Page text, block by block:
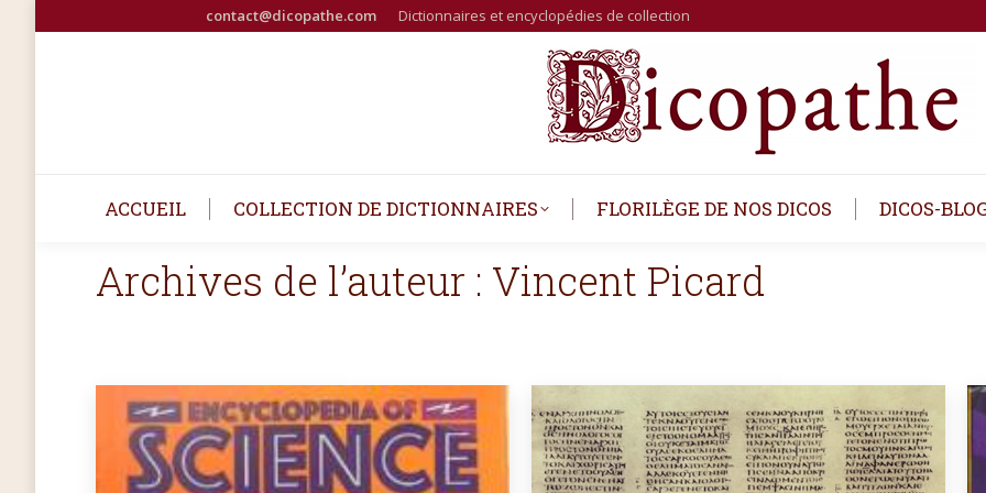
contact@dicopathe.com Dictionnaires et encyclopédies de collection
ACCUEIL COLLECTION DE DICTIONNAIRES FLORILÈGE DE NOS DICOS DICOS-
Archives de l’auteur : Vincent Picard